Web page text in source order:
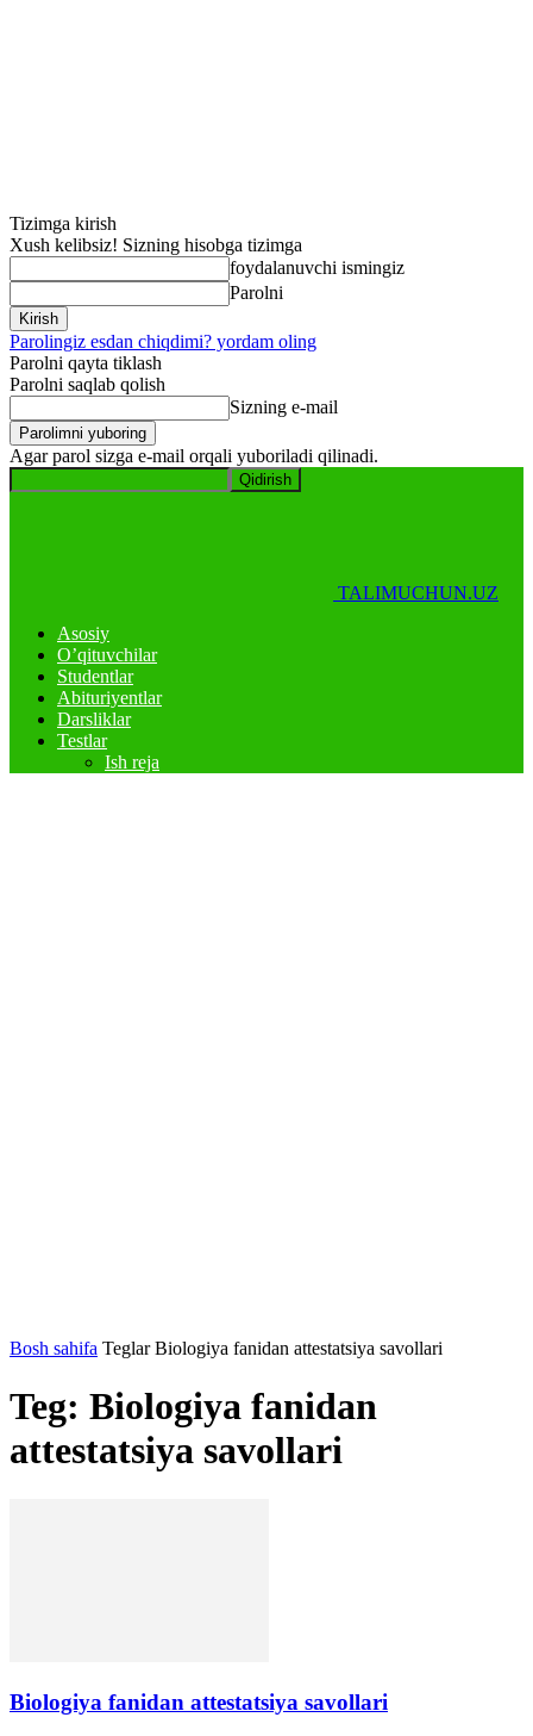
Tizimga kirish
Xush kelibsiz! Sizning hisobga tizimga
foydalanuvchi ismingiz
Parolni
Parolingiz esdan chiqdimi? yordam oling
Parolni qayta tiklash
Parolni saqlab qolish
Sizning e-mail
Agar parol sizga e-mail orqali yuboriladi qilinadi.
TALIMUCHUN.UZ
Asosiy
O’qituvchilar
Studentlar
Abituriyentlar
Darsliklar
Testlar
Ish reja
Bosh sahifa Teglar Biologiya fanidan attestatsiya savollari
Teg: Biologiya fanidan
attestatsiya savollari
Biologiya fanidan attestatsiya savollari